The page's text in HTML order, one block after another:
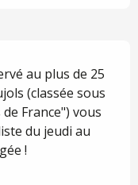
au plus de 25
(classée sous
France") vous
du jeudi au
!